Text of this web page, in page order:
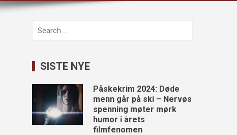
Search
SISTE NYE
Påskekrim 2024: Døde
menn går på ski – Nervøs
spenning møter mørk
humor i årets
filmfenomen